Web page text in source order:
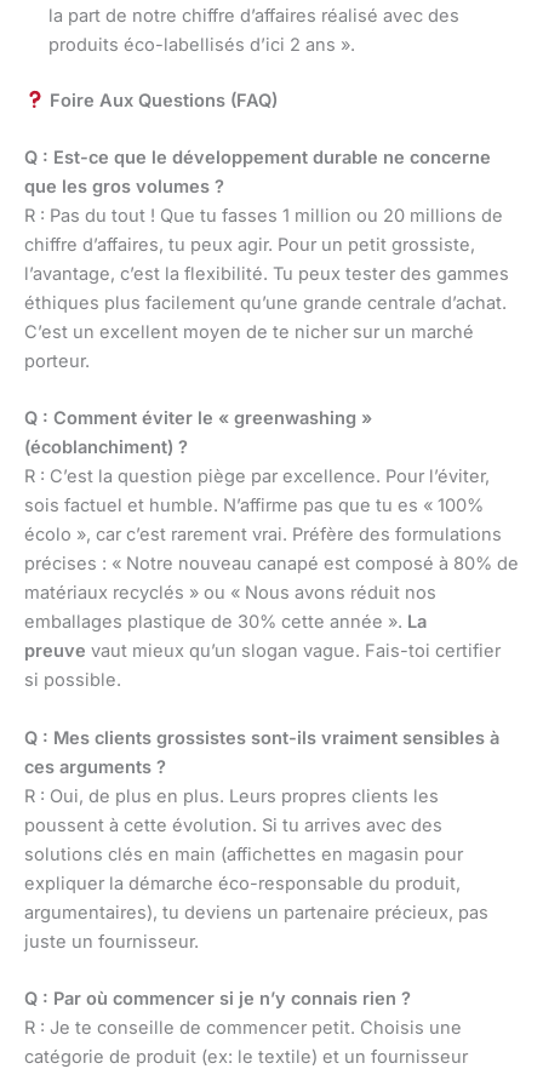
la part de notre chiffre d’affaires réalisé avec des
produits éco-labellisés d’ici 2 ans ».
Foire Aux Questions (FAQ)
Q : Est-ce que le développement durable ne concerne
que les gros volumes ?
R : Pas du tout ! Que tu fasses 1 million ou 20 millions de
chiffre d’affaires, tu peux agir. Pour un petit grossiste,
l’avantage, c’est la flexibilité. Tu peux tester des gammes
éthiques plus facilement qu’une grande centrale d’achat.
C’est un excellent moyen de te nicher sur un marché
porteur.
Q : Comment éviter le « greenwashing »
(écoblanchiment) ?
R : C’est la question piège par excellence. Pour l’éviter,
sois factuel et humble. N’affirme pas que tu es « 100%
écolo », car c’est rarement vrai. Préfère des formulations
précises : « Notre nouveau canapé est composé à 80% de
matériaux recyclés » ou « Nous avons réduit nos
emballages plastique de 30% cette année ». La
preuve vaut mieux qu’un slogan vague. Fais-toi certifier
si possible.
Q : Mes clients grossistes sont-ils vraiment sensibles à
ces arguments ?
R : Oui, de plus en plus. Leurs propres clients les
poussent à cette évolution. Si tu arrives avec des
solutions clés en main (affichettes en magasin pour
expliquer la démarche éco-responsable du produit,
argumentaires), tu deviens un partenaire précieux, pas
juste un fournisseur.
Q : Par où commencer si je n’y connais rien ?
R : Je te conseille de commencer petit. Choisis une
catégorie de produit (ex: le textile) et un fournisseur